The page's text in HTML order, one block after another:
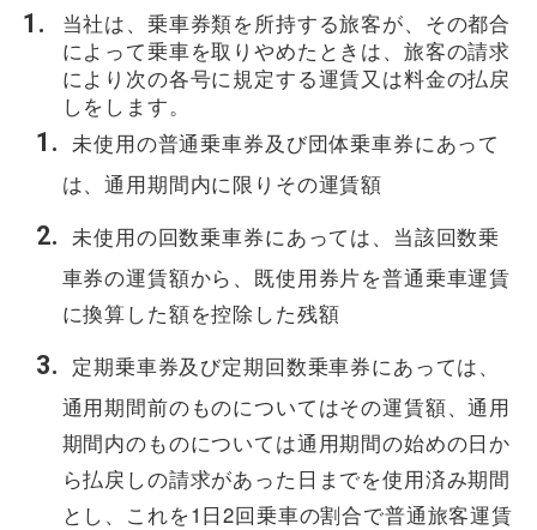
当社は、乗車券類を所持する旅客が、その都合
によって乗車を取りやめたときは、旅客の請求
により次の各号に規定する運賃又は料金の払戻
しをします。
未使用の普通乗車券及び団体乗車券にあって
は、通用期間内に限りその運賃額
未使用の回数乗車券にあっては、当該回数乗
車券の運賃額から、既使用券片を普通乗車運賃
に換算した額を控除した残額
定期乗車券及び定期回数乗車券にあっては、
通用期間前のものについてはその運賃額、通用
期間内のものについては通用期間の始めの日か
ら払戻しの請求があった日までを使用済み期間
とし、これを1日2回乗車の割合で普通旅客運賃